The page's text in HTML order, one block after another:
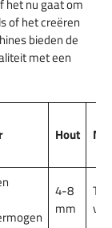
het nu gaat om
of het creëren
bieden de
met een
Hout
4-8
mm
Te